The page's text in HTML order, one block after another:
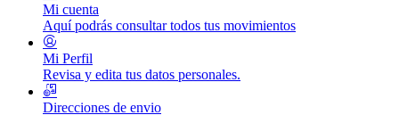
Mi cuenta
Aquí podrás consultar todos tus movimientos
Mi Perfil
Revisa y edita tus datos personales.
Direcciones de envio